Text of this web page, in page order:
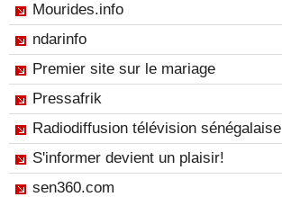
Mourides.info
ndarinfo
Premier site sur le mariage
Pressafrik
Radiodiffusion télévision sénégalaise
S'informer devient un plaisir!
sen360.com